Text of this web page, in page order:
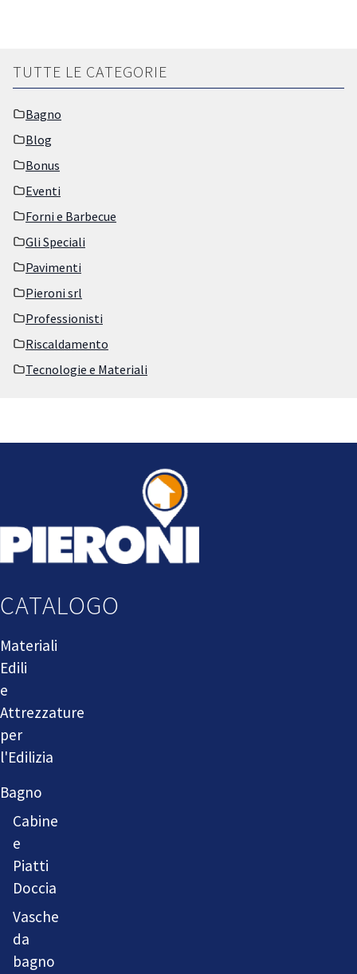
energetico
TUTTE LE CATEGORIE
Bagno
Blog
Bonus
Eventi
Forni e Barbecue
Gli Speciali
Pavimenti
Pieroni srl
Professionisti
Riscaldamento
Tecnologie e Materiali
CATALOGO
Materiali
Edili
e
Attrezzature
per
l'Edilizia
Bagno
Cabine
e
Piatti
Doccia
Vasche
da
bagno